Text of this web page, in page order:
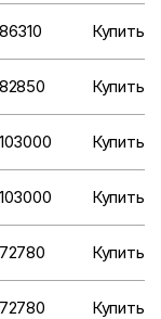
86310 Купить
82850 Купить
103000 Купить
103000 Купить
72780 Купить
72780 Купить